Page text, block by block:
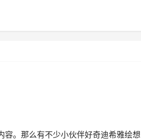
。那么有不少小伙伴好奇迪希雅绘想